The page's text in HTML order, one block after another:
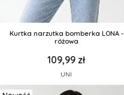
Kurtka narzutka bomberka LONA -
różowa
109,99 zł
UNI